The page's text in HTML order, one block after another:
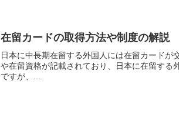
在留カードの取得方法や制度の解説
日本に中長期在留する外国人には在留カード
や在留資格が記載されており、日本に在留する
ですが、...